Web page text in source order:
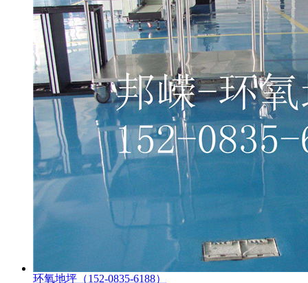
环氧地坪（152-0835-6188）